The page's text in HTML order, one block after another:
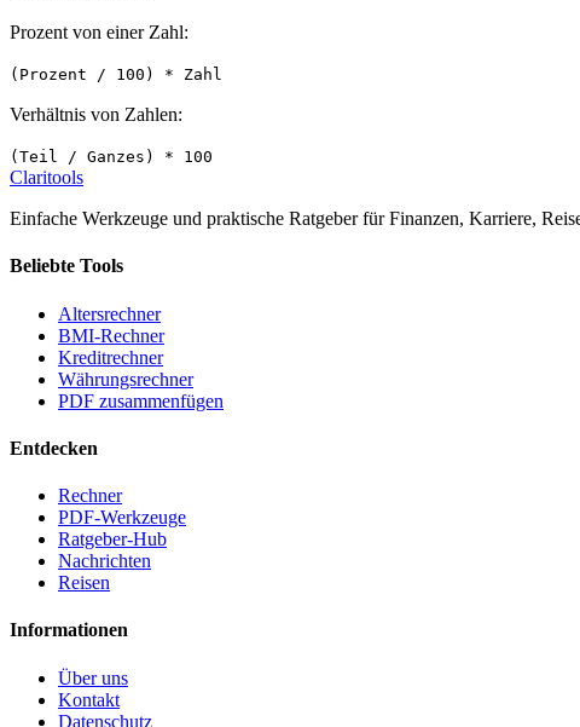
Prozent von einer Zahl:
(Prozent / 100) * Zahl
Verhältnis von Zahlen:
(Teil / Ganzes) * 100
Claritools
Einfache Werkzeuge und praktische Ratgeber für Finanzen, Karriere,
Beliebte Tools
Altersrechner
BMI-Rechner
Kreditrechner
Währungsrechner
PDF zusammenfügen
Entdecken
Rechner
PDF-Werkzeuge
Ratgeber-Hub
Nachrichten
Reisen
Informationen
Über uns
Kontakt
Datenschutz